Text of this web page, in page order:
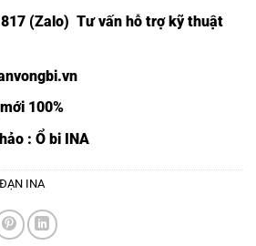
(Zalo) Tư vấn hỗ trợ kỹ thuật
100%
: Ổ bi INA
INA